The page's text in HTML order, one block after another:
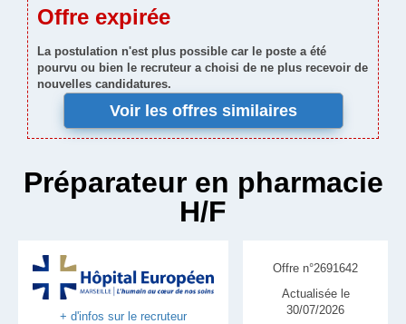
Offre expirée
La postulation n'est plus possible car le poste a été
pourvu ou bien le recruteur a choisi de ne plus recevoir de
nouvelles candidatures.
Voir les offres similaires
Préparateur en pharmacie
H/F
+ d'infos sur le recruteur
Offre n°2691642
Actualisée le
30/07/2026